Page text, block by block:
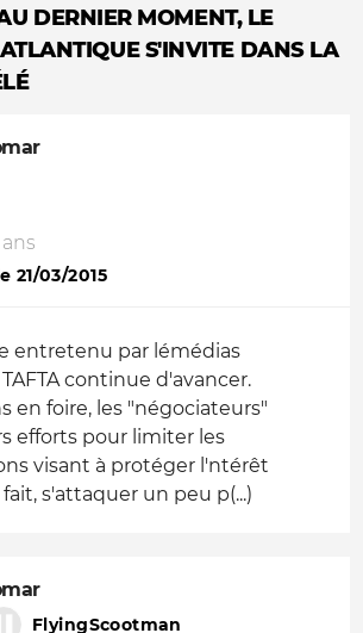
DERNIER MOMENT, LE
S'INVITE DANS LA
ans
21/03/2015
entretenu par lémédias
continue d'avancer.
en foire, les "négociateurs"
efforts pour limiter les
visant à protéger l'ntérêt
s'attaquer un peu p(...)
FlyingScootman